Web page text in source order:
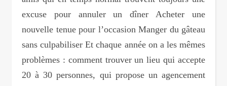
excuse pour annuler un dîner Acheter une
nouvelle tenue pour l’occasion Manger du gâteau
sans culpabiliser Et chaque année on a les mêmes
problèmes : comment trouver un lieu qui accepte
20 à 30 personnes, qui propose un agencement